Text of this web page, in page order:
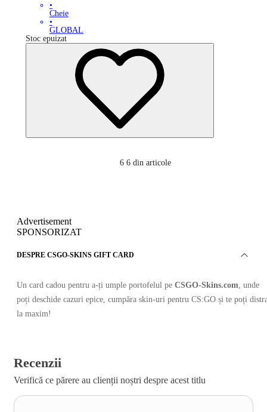
•
Cheie
•
GLOBAL
Stoc epuizat
6 6 din articole
Advertisement
SPONSORIZAT
DESPRE CSGO-SKINS GIFT CARD
Un card cadou pentru a-ți umple portofelul pe CSGO-Skins.com, unde
poți deschide cazuri epice, cumpăra skin-uri pentru CS:GO și te poți
la maxim!
Recenzii
Verifică ce părere au clienții noștri despre acest titlu